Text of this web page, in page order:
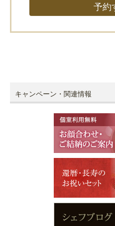
キャンペーン・関連情報